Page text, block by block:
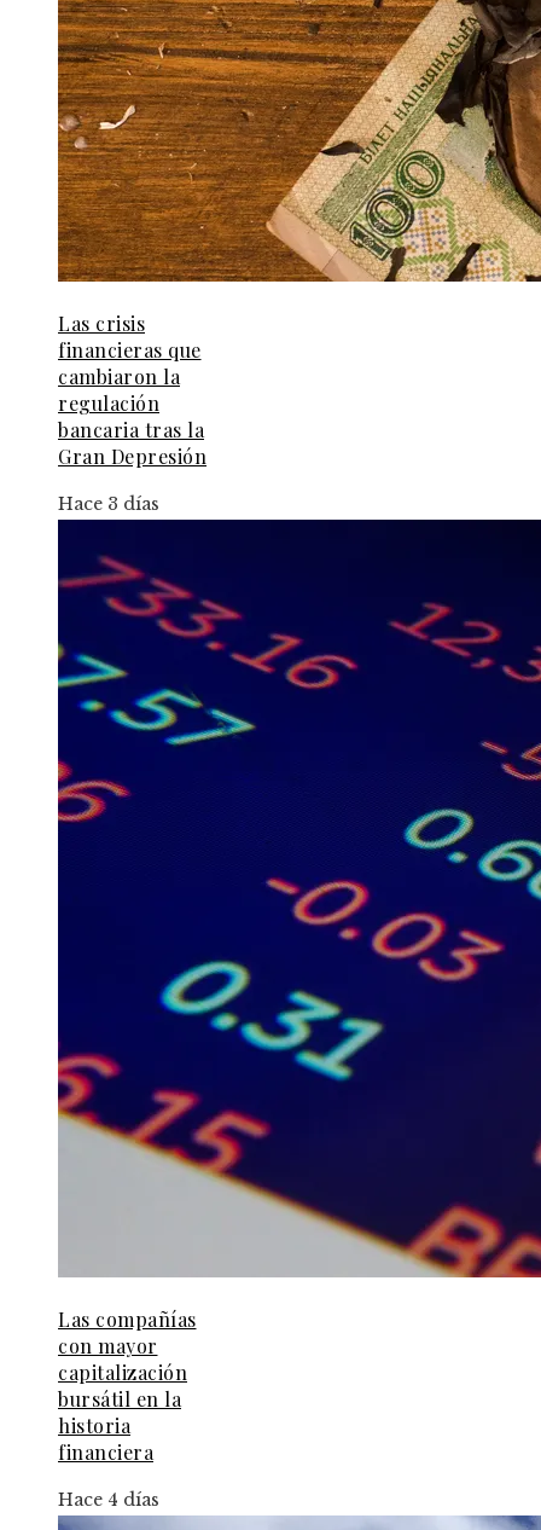
Las crisis
financieras que
cambiaron la
regulación
bancaria tras la
Gran Depresión
Hace 3 días
Las compañías
con mayor
capitalización
bursátil en la
historia
financiera
Hace 4 días